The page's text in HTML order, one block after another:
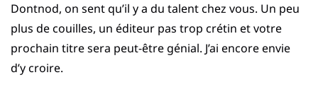
Dontnod, on sent qu’il y a du talent chez vous. Un peu
plus de couilles, un éditeur pas trop crétin et votre
prochain titre sera peut-être génial. J’ai encore envie
d’y croire.